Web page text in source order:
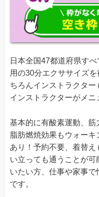
日本全国47都道府県す
用の30分エクササイズ
ちろんインストラクタ
インストラクターがメニ
基本的に有酸素運動、筋
脂肪燃焼効果もウォー
あり！予約不要、着替
い立っても通うことが
いたい方、仕事や家事
です。